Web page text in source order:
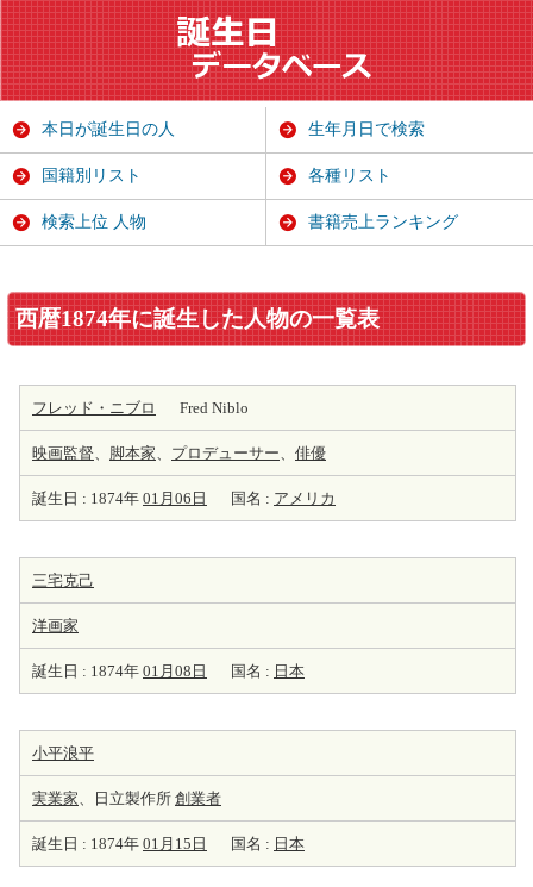
西暦1874年に誕生した人物の一覧表
フレッド・ニブロ Fred Niblo
映画監督、 脚本家、 プロデューサー、 俳優
誕生日 : 1874年 01月06日 国名 : アメリカ
三宅克己
洋画家
誕生日 : 1874年 01月08日 国名 : 日本
小平浪平
実業家、日立製作所 創業者
誕生日 : 1874年 01月15日 国名 : 日本
本日が誕生日の人 生年月日で検索
国籍別リスト 各種リスト
検索上位 人物 書籍売上ランキング